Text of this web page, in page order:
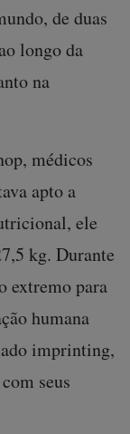
de duas
longo da
na
médicos
apto a
ele
kg. Durante
extremo para
humana
imprinting,
seus